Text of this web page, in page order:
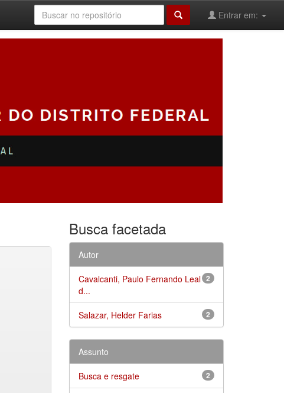
Entrar em:
Busca facetada
Autor
2
Cavalcanti, Paulo Fernando Leal
d...
2
Salazar, Helder Farias
Assunto
2
Busca e resgate